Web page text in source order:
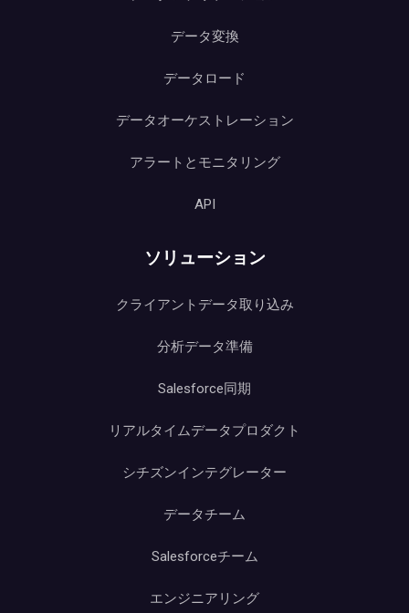
データ変換
データロード
データオーケストレーション
アラートとモニタリング
API
ソリューション
クライアントデータ取り込み
分析データ準備
Salesforce同期
リアルタイムデータプロダクト
シチズンインテグレーター
データチーム
Salesforceチーム
エンジニアリング